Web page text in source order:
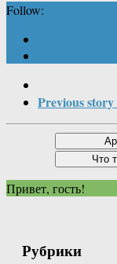
Follow:
Previous story
Привет, гость!
Рубрики